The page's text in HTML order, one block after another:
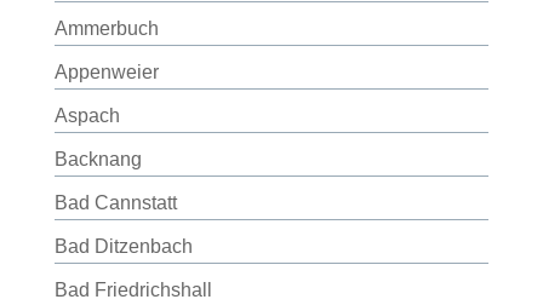
Ammerbuch
Appenweier
Aspach
Backnang
Bad Cannstatt
Bad Ditzenbach
Bad Friedrichshall